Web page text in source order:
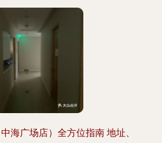
海广场店）全方位指南 地址、